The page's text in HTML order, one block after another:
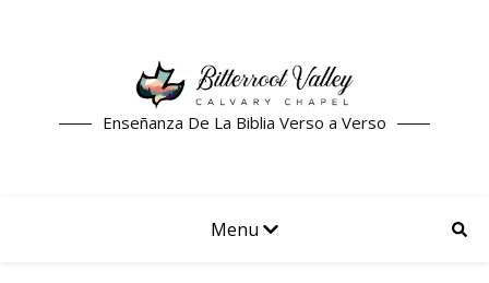
Enseñanza De La Biblia Verso a Verso
Menu